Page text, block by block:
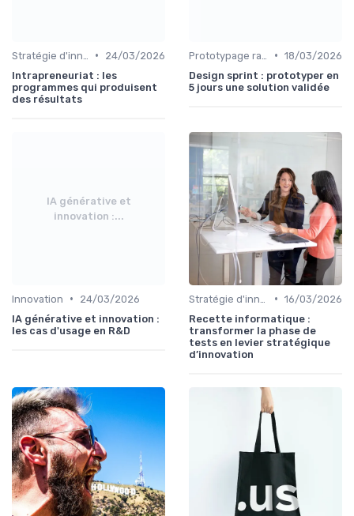
•
24/03/2026
Intrapreneuriat : les
programmes qui produisent
des résultats
• 18/03/2026
Design sprint : prototyper en
5 jours une solution validée
IA générative et
innovation :...
Innovation •
24/03/2026
IA générative et innovation :
les cas d'usage en R&D
• 16/03/2026
Recette informatique :
transformer la phase de
tests en levier stratégique
d’innovation